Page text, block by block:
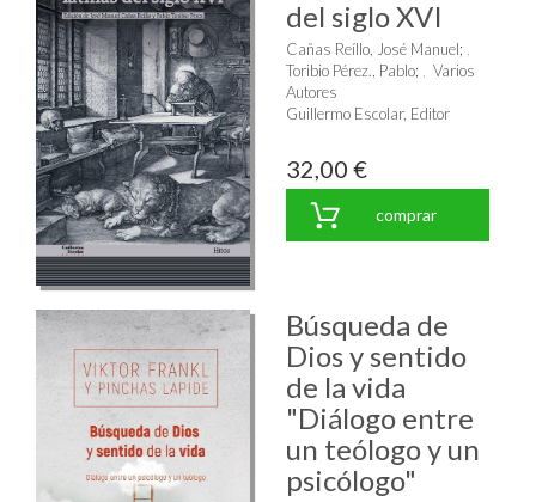
del siglo XVI
Cañas Reíllo, José Manuel;
Toribio Pérez., Pablo;
Varios
Autores
Guillermo Escolar, Editor
32,00 €
comprar
Búsqueda de
Dios y sentido
de la vida
"Diálogo entre
un teólogo y un
psicólogo"